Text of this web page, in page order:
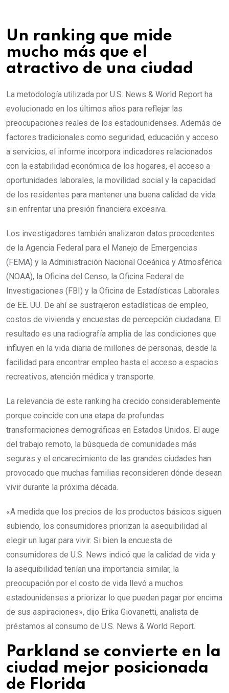
Un ranking que mide
mucho más que el
atractivo de una ciudad
La metodología utilizada por U.S. News & World Report ha
evolucionado en los últimos años para reflejar las
preocupaciones reales de los estadounidenses. Además de
factores tradicionales como seguridad, educación y acceso
a servicios, el informe incorpora indicadores relacionados
con la estabilidad económica de los hogares, el acceso a
oportunidades laborales, la movilidad social y la capacidad
de los residentes para mantener una buena calidad de vida
sin enfrentar una presión financiera excesiva.
Los investigadores también analizaron datos procedentes
de la Agencia Federal para el Manejo de Emergencias
(FEMA) y la Administración Nacional Oceánica y Atmosférica
(NOAA), la Oficina del Censo, la Oficina Federal de
Investigaciones (FBI) y la Oficina de Estadísticas Laborales
de EE. UU. De ahí se sustrajeron estadísticas de empleo,
costos de vivienda y encuestas de percepción ciudadana. El
resultado es una radiografía amplia de las condiciones que
influyen en la vida diaria de millones de personas, desde la
facilidad para encontrar empleo hasta el acceso a espacios
recreativos, atención médica y transporte.
La relevancia de este ranking ha crecido considerablemente
porque coincide con una etapa de profundas
transformaciones demográficas en Estados Unidos. El auge
del trabajo remoto, la búsqueda de comunidades más
seguras y el encarecimiento de las grandes ciudades han
provocado que muchas familias reconsideren dónde desean
vivir durante la próxima década.
«A medida que los precios de los productos básicos siguen
subiendo, los consumidores priorizan la asequibilidad al
elegir un lugar para vivir. Si bien la encuesta de
consumidores de U.S. News indicó que la calidad de vida y
la asequibilidad tenían una importancia similar, la
preocupación por el costo de vida llevó a muchos
estadounidenses a priorizar lo que pueden pagar por encima
de sus aspiraciones», dijo Erika Giovanetti, analista de
préstamos al consumo de U.S. News & World Report.
Parkland se convierte en la
ciudad mejor posicionada
de Florida